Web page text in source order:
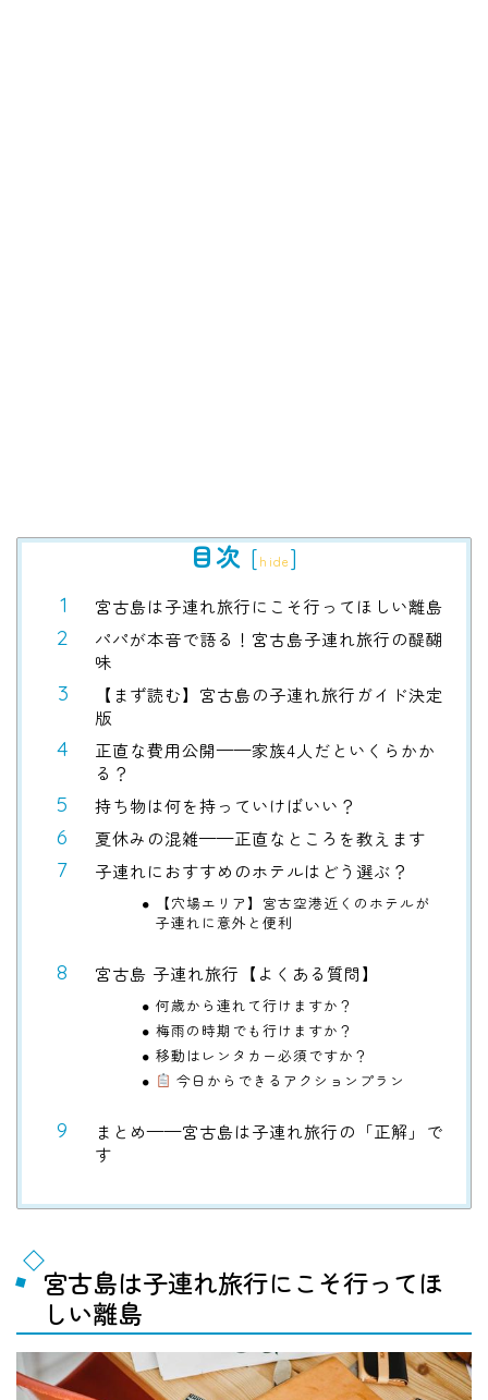
目次 [hide]
宮古島は子連れ旅行にこそ行ってほしい離島
パパが本音で語る！宮古島子連れ旅行の醍醐
味
【まず読む】宮古島の子連れ旅行ガイド決定
版
正直な費用公開——家族4人だといくらかか
る？
持ち物は何を持っていけばいい？
夏休みの混雑——正直なところを教えます
子連れにおすすめのホテルはどう選ぶ？
【穴場エリア】宮古空港近くのホテルが
子連れに意外と便利
宮古島 子連れ旅行【よくある質問】
何歳から連れて行けますか？
梅雨の時期でも行けますか？
移動はレンタカー必須ですか？
今日からできるアクションプラン
まとめ——宮古島は子連れ旅行の「正解」で
す
宮古島は子連れ旅行にこそ行ってほ
しい離島